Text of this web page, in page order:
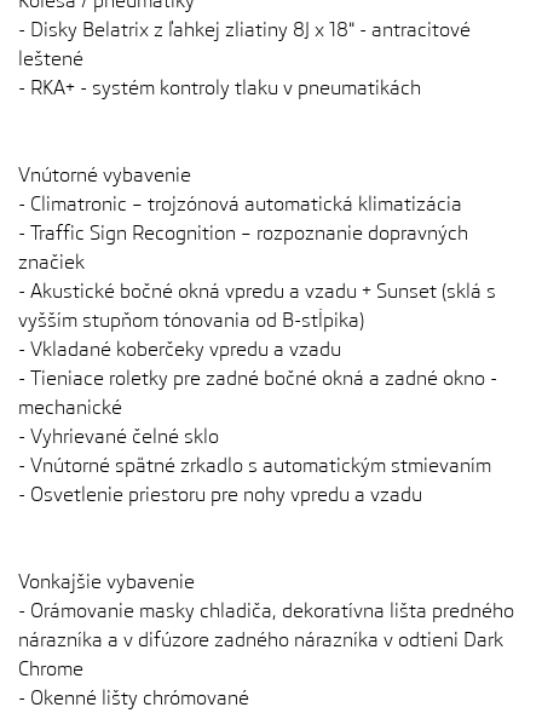
- Disky Belatrix z ľahkej zliatiny 8J x 18" - antracitové
leštené
- RKA+ - systém kontroly tlaku v pneumatikách
Vnútorné vybavenie
- Climatronic – trojzónová automatická klimatizácia
- Traffic Sign Recognition – rozpoznanie dopravných
značiek
- Akustické bočné okná vpredu a vzadu + Sunset (sklá s
vyšším stupňom tónovania od B-stĺpika)
- Vkladané koberčeky vpredu a vzadu
- Tieniace roletky pre zadné bočné okná a zadné okno -
mechanické
- Vyhrievané čelné sklo
- Vnútorné spätné zrkadlo s automatickým stmievaním
- Osvetlenie priestoru pre nohy vpredu a vzadu
Vonkajšie vybavenie
- Orámovanie masky chladiča, dekoratívna lišta predného
nárazníka a v difúzore zadného nárazníka v odtieni Dark
Chrome
- Okenné lišty chrómované